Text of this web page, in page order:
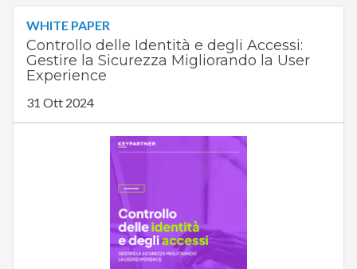
WHITE PAPER
Controllo delle Identità e degli Accessi:
Gestire la Sicurezza Migliorando la User
Experience
31 Ott 2024